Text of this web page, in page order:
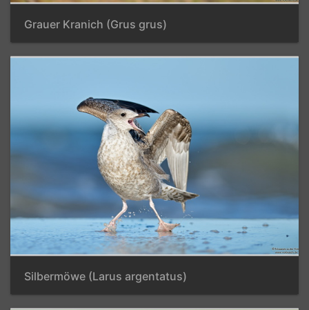
Grauer Kranich (Grus grus)
Silbermöwe (Larus argentatus)